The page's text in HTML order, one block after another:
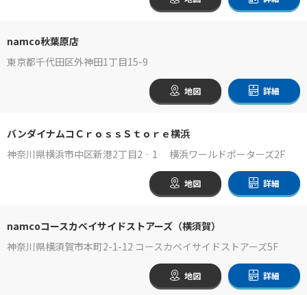
namco秋葉原店
東京都千代田区外神田1丁目15-9
地図 詳細
バンダイナムコＣｒｏｓｓＳｔｏｒｅ横浜
神奈川県横浜市中区新港2丁目2‐1 横浜ワールドポーターズ2F
地図 詳細
namcoコースカベイサイドストアーズ（横須賀）
神奈川県横須賀市本町2-1-12 コースカベイサイドストアーズ5F
地図 詳細